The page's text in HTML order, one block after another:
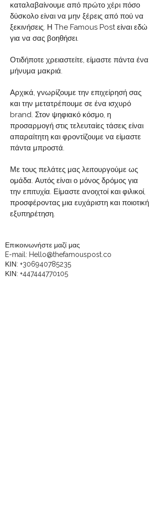
καταλαβαίνουμε από πρώτο χέρι πόσο
δύσκολο είναι να μην ξέρεις από πού να
ξεκινήσεις. Η The Famous Post είναι εδώ
για να σας βοηθήσει.
Οτιδήποτε χρειαστείτε, είμαστε πάντα ένα
μήνυμα μακριά.
Αρχικά, γνωρίζουμε την επιχείρησή σας
και την μετατρέπουμε σε ένα ισχυρό
brand. Στον ψηφιακό κόσμο, η
προσαρμογή στις τελευταίες τάσεις είναι
απαραίτητη και φροντίζουμε να είμαστε
πάντα μπροστά.
Με τους πελάτες μας λειτουργούμε ως
ομάδα. Αυτός είναι ο μόνος δρόμος για
την επιτυχία. Είμαστε ανοιχτοί και φιλικοί,
προσφέροντας μια ευχάριστη και ποιοτική
εξυπηρέτηση.
Επικοινωνήστε μαζί μας
E-mail: Hello@thefamouspost.co
ΚΙΝ: +306940785235
ΚΙΝ: +447444770105